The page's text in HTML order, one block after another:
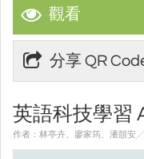
觀看
分享 QR
英語科技學習
作者：林亭卉、廖家筠、潘顗安